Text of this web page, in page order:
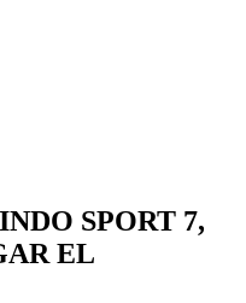
SPORT 7,
EL